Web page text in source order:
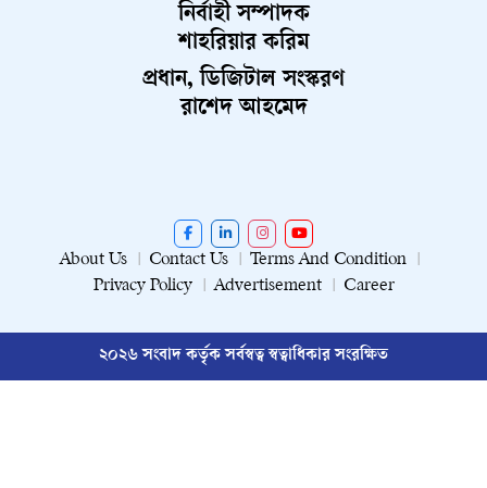
নির্বাহী সম্পাদক
শাহরিয়ার করিম
প্রধান, ডিজিটাল সংস্করণ
রাশেদ আহমেদ
About Us Contact Us
Terms And Condition
Privacy Policy
Advertisement Career
২০২৬ সংবাদ কর্তৃক সর্বস্বত্ব স্বত্বাধিকার সংরক্ষিত